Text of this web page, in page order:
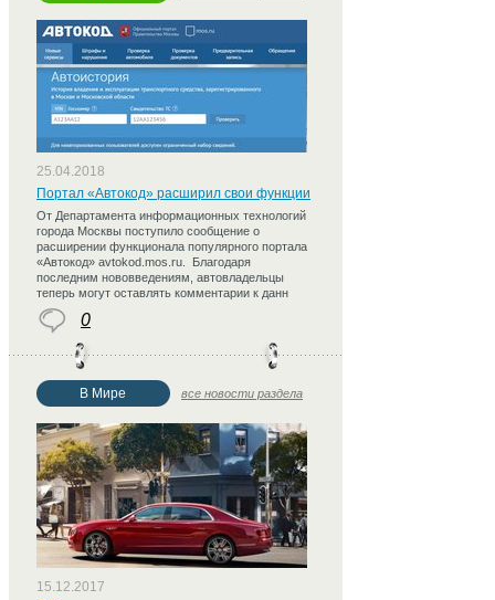
25.04.2018
Портал «Автокод» расширил свои функции
От Департамента информационных технологий
города Москвы поступило сообщение о
расширении функционала популярного портала
«Автокод» avtokod.mos.ru. Благодаря
последним нововведениям, автовладельцы
теперь могут оставлять комментарии к данн
0
В Мире все новости раздела
15.12.2017